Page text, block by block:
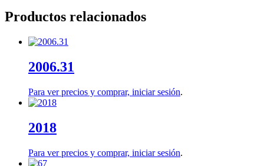
Productos relacionados
2006.31
Para ver precios y comprar, iniciar sesión.
2018
Para ver precios y comprar, iniciar sesión.